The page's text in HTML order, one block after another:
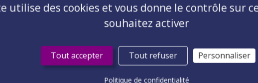
Toutes nos expertises
Accompagnement au changement
Atelier digital
Délégation de ressources
utilise des cookies et vous donne le contrôle sur
souhaitez activer
Tout accepter Tout refuser Personnaliser
Politique de confidentialité